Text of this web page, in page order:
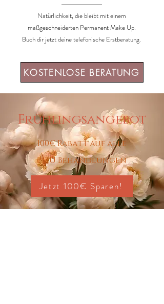
Natürlichkeit, die bleibt mit einem
maßgeschneiderten Permanent Make Up.
Buch dir jetzt deine telefonische Erstberatung.
KOSTENLOSE BERATUNG
Frühlingsangebot
100€ Rabatt auf alle
PMU Behandlungen
Jetzt 100€ Sparen!